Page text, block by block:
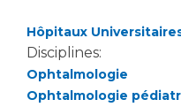
Mouvement Parcours
Adresser un patient
Réseaux de soins
Adresser un examen
Médicale
Hôpitaux
Disciplines:
Ophtalmologie
Ophtalmologie